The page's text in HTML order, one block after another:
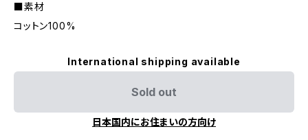
■素材
コットン100%
International shipping available
Sold out
日本国内にお住まいの方向け